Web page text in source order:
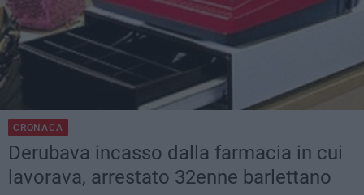
CRONACA
Derubava incasso dalla farmacia in cui
lavorava, arrestato 32enne barlettano